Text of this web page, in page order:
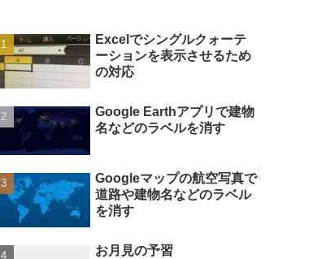
Excelでシングルクォーテ
ーションを表示させるため
の対応
Google Earthアプリで建物
名などのラベルを消す
Googleマップの航空写真で
道路や建物名などのラベル
を消す
お月見の予習